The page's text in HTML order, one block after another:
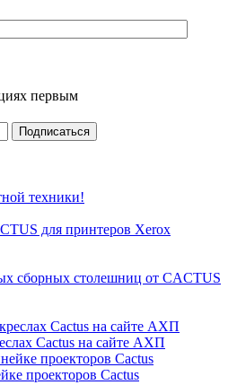
первым
техники!
для принтеров Xerox
сборных столешниц от CACTUS
Cactus на сайте АХП
проекторов Cactus